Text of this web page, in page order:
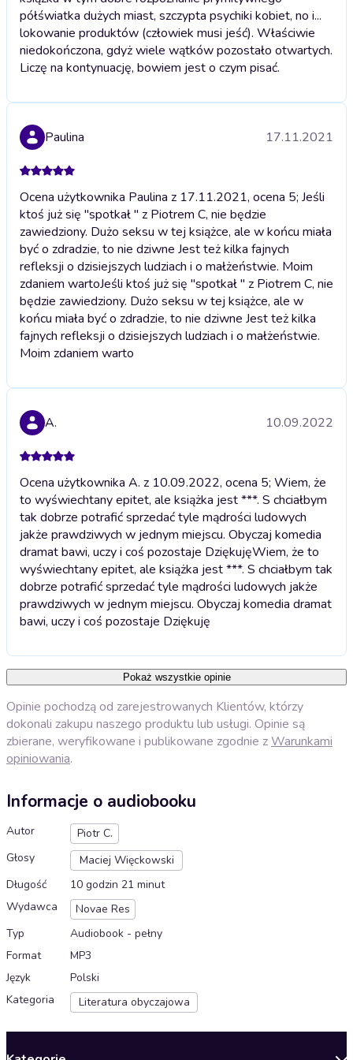
półświatka dużych miast, szczypta psychiki kobiet, no i...
lokowanie produktów (człowiek musi jeść). Właściwie
niedokończona, gdyż wiele wątków pozostało otwartych.
Liczę na kontynuację, bowiem jest o czym pisać.
Paulina 17.11.2021
Ocena użytkownika Paulina z 17.11.2021, ocena 5; Jeśli
ktoś już się "spotkał " z Piotrem C, nie będzie
zawiedziony. Dużo seksu w tej książce, ale w końcu miała
być o zdradzie, to nie dziwne Jest też kilka fajnych
refleksji o dzisiejszych ludziach i o małżeństwie. Moim
zdaniem wartoJeśli ktoś już się "spotkał " z Piotrem C, nie
będzie zawiedziony. Dużo seksu w tej książce, ale w
końcu miała być o zdradzie, to nie dziwne Jest też kilka
fajnych refleksji o dzisiejszych ludziach i o małżeństwie.
Moim zdaniem warto
A. 10.09.2022
Ocena użytkownika A. z 10.09.2022, ocena 5; Wiem, że
to wyświechtany epitet, ale książka jest ***. S chciałbym
tak dobrze potrafić sprzedać tyle mądrości ludowych
jakże prawdziwych w jednym miejscu. Obyczaj komedia
dramat bawi, uczy i coś pozostaje DziękujęWiem, że to
wyświechtany epitet, ale książka jest ***. S chciałbym tak
dobrze potrafić sprzedać tyle mądrości ludowych jakże
prawdziwych w jednym miejscu. Obyczaj komedia dramat
bawi, uczy i coś pozostaje Dziękuję
Pokaż wszystkie opinie
Opinie pochodzą od zarejestrowanych Klientów, którzy
dokonali zakupu naszego produktu lub usługi. Opinie są
zbierane, weryfikowane i publikowane zgodnie zWarunkami
opiniowania.
Informacje o audiobooku
Autor
Piotr C.
Głosy
Maciej Więckowski
Długość
10 godzin 21 minut
Wydawca
Novae Res
Typ
Audiobook - pełny
Format
MP3
Język
Polski
Kategoria
Literatura obyczajowa